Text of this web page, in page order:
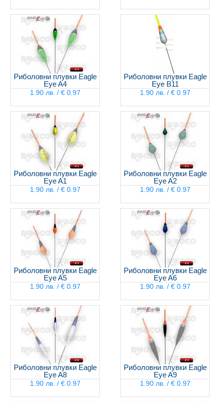
Риболовни плувки Eagle
Eye A4
1.90 лв. / € 0.97
Риболовни плувки Eagle
Eye B11
1.90 лв. / € 0.97
Риболовни плувки Eagle
Eye A1
1.90 лв. / € 0.97
Риболовни плувки Eagle
Eye A2
1.90 лв. / € 0.97
Риболовни плувки Eagle
Eye A5
1.90 лв. / € 0.97
Риболовни плувки Eagle
Eye A6
1.90 лв. / € 0.97
Риболовни плувки Eagle
Eye A8
1.90 лв. / € 0.97
Риболовни плувки Eagle
Eye A9
1.90 лв. / € 0.97